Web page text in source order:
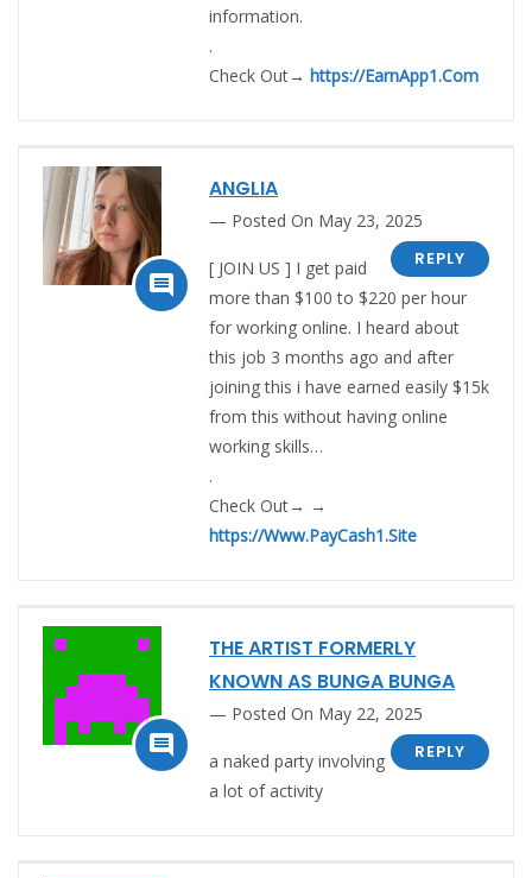
information.
.
Check Out→ https://EarnApp1.Com

ANGLIA
Posted On May 23, 2025
REPLY
[ JOIN US ] I get paid
more than $100 to $220 per hour
for working online. I heard about
this job 3 months ago and after
joining this i have earned easily $15k
from this without having online
working skills…
.
Check Out→ →
https://Www.PayCash1.Site

THE ARTIST FORMERLY
KNOWN AS BUNGA BUNGA
Posted On May 22, 2025
REPLY
a naked party involving
a lot of activity